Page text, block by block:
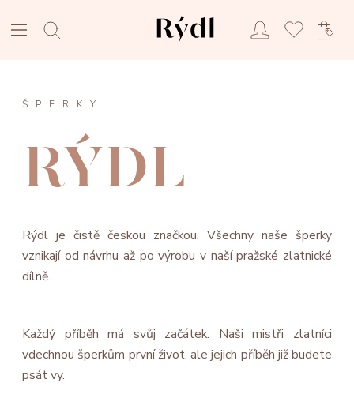
ŠPERKY
RÝDL
Rýdl je čistě českou značkou. Všechny naše šperky
vznikají od návrhu až po výrobu v naší pražské zlatnické
dílně.
Každý příběh má svůj začátek. Naši mistři zlatníci
vdechnou šperkům první život, ale jejich příběh již budete
psát vy.